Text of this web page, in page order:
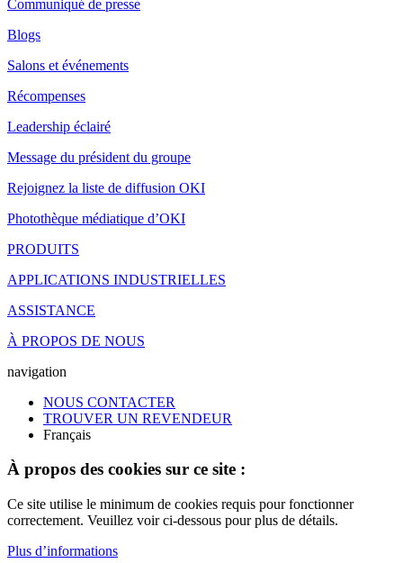
Communiqué de presse
Blogs
Salons et événements
Récompenses
Leadership éclairé
Message du président du groupe
Rejoignez la liste de diffusion OKI
Photothèque médiatique d’OKI
PRODUITS
APPLICATIONS INDUSTRIELLES
ASSISTANCE
À PROPOS DE NOUS
navigation
NOUS CONTACTER
TROUVER UN REVENDEUR
Français
À propos des cookies sur ce site :
Ce site utilise le minimum de cookies requis pour fonctionner
correctement. Veuillez voir ci-dessous pour plus de détails.
Plus d’informations